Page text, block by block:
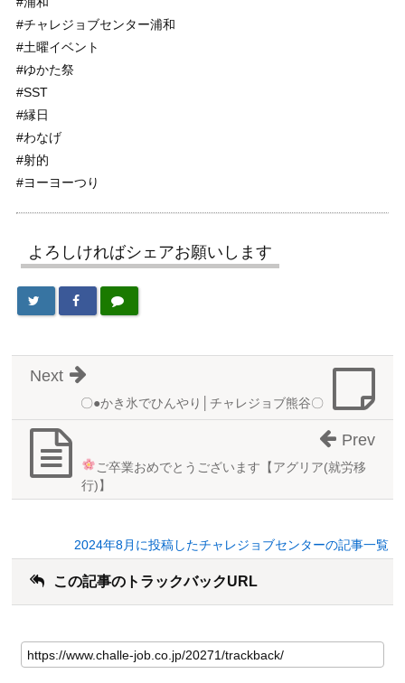
#チャレジョブセンター浦和
#土曜イベント
#ゆかた祭
#SST
#縁日
#わなげ
#射的
#ヨーヨーつり
よろしければシェアお願いします
〇●かき氷でひんやり│チャレジョブ熊谷〇
Next
ご卒業おめでとうございます 【アグリア(就労移
行)】
Prev
2024年8月に投稿したチャレジョブセンターの記事一覧
この記事のトラックバックURL
の
記